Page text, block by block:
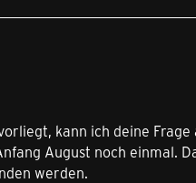
kann ich deine
August noch einmal.
werden.